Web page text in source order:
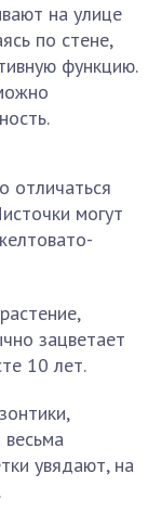
на улице
по стене,
функцию.
отличаться
могут
зацветает
10 лет.
увядают, на